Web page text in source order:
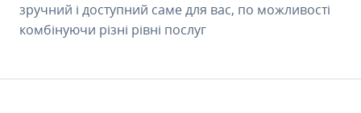
зручний і доступний саме для вас, по можливості
комбінуючи різні рівні послуг